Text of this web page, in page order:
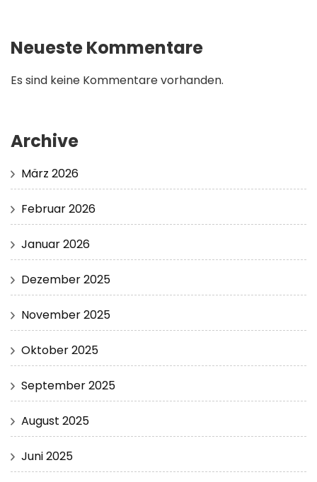
Neueste Kommentare
Es sind keine Kommentare vorhanden.
Archive
März 2026
Februar 2026
Januar 2026
Dezember 2025
November 2025
Oktober 2025
September 2025
August 2025
Juni 2025